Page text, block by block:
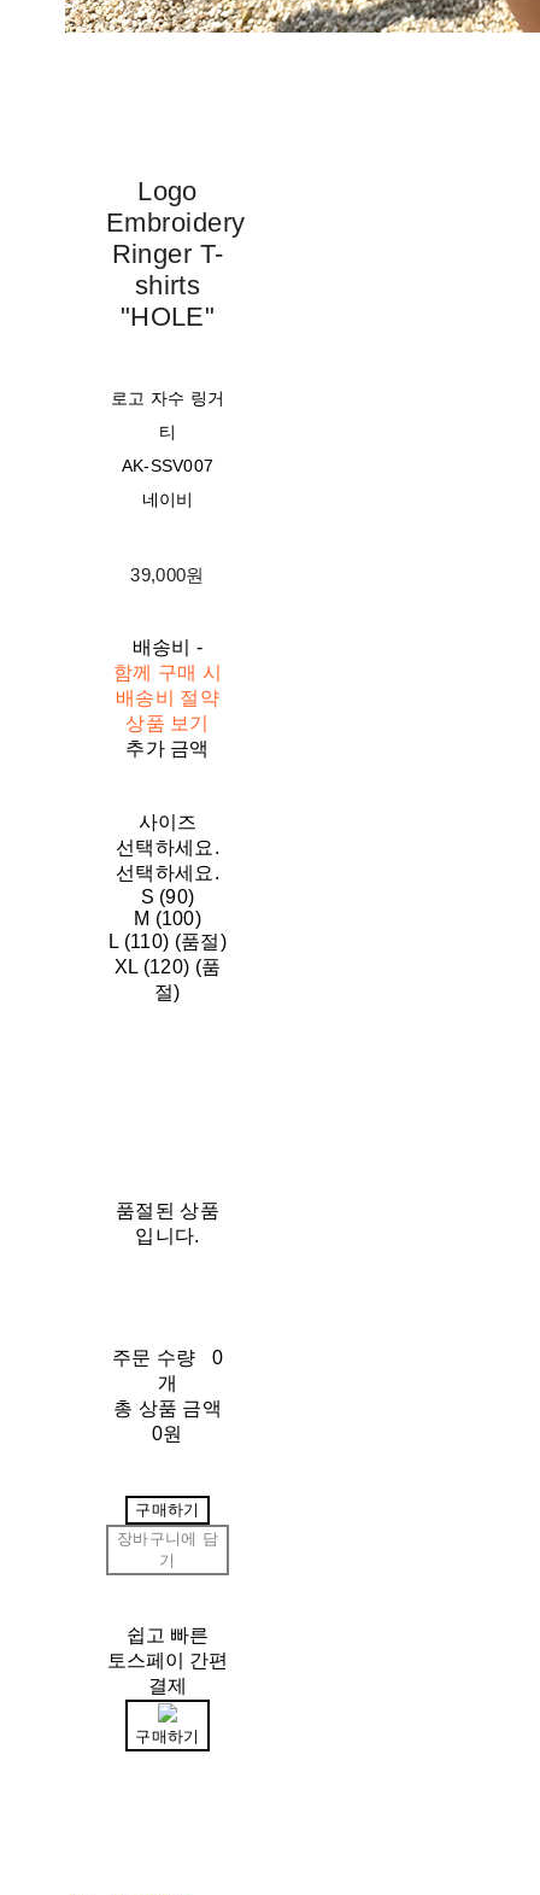
Logo
Embroidery
Ringer T-
shirts
"HOLE"
로고 자수 링거
티
AK-SSV007
네이비
39,000원
배송비 -
함께 구매 시
배송비 절약
상품 보기
추가 금액
사이즈
선택하세요.
선택하세요.
S (90)
M (100)
L (110) (품절)
XL (120) (품
절)
품절된 상품
입니다.
주문 수량
0
개
총 상품 금액
0원
구매하기
장바구니에 담
기
쉽고 빠른
토스페이 간편
결제
구매하기